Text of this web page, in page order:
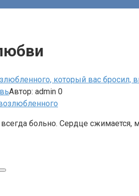
который вас бросил,
Автор: admin 0
больно. Сердце сжимается,